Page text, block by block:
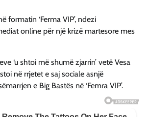
formatin ‘Ferma VIP’, ndezi
online për një krizë martesore mes
‘u shtoi më shumë zjarrin’ vetë Vesa
në rrjetet e saj sociale asnjë
e Big Bastës në ‘Femra VIP’.